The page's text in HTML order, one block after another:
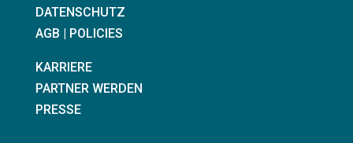
DATENSCHUTZ
AGB | POLICIES
KARRIERE
PARTNER WERDEN
PRESSE